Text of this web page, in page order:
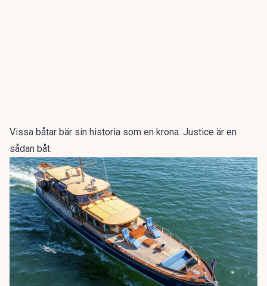
Vissa båtar bär sin historia som en krona. Justice är en
sådan båt.